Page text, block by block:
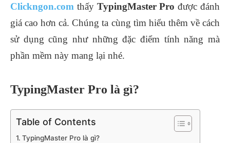
Clickngon.com thấy TypingMaster Pro được đánh
giá cao hơn cả. Chúng ta cùng tìm hiểu thêm về cách
sử dụng cũng như những đặc điểm tính năng mà
phần mềm này mang lại nhé.
TypingMaster Pro là gì?
Table of Contents
TypingMaster Pro là gì?